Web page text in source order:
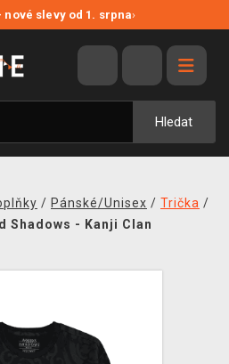
nové slevy od 1. srpna›
Hledat
/ Pánské/Unisex / Trička /
Shadows - Kanji Clan